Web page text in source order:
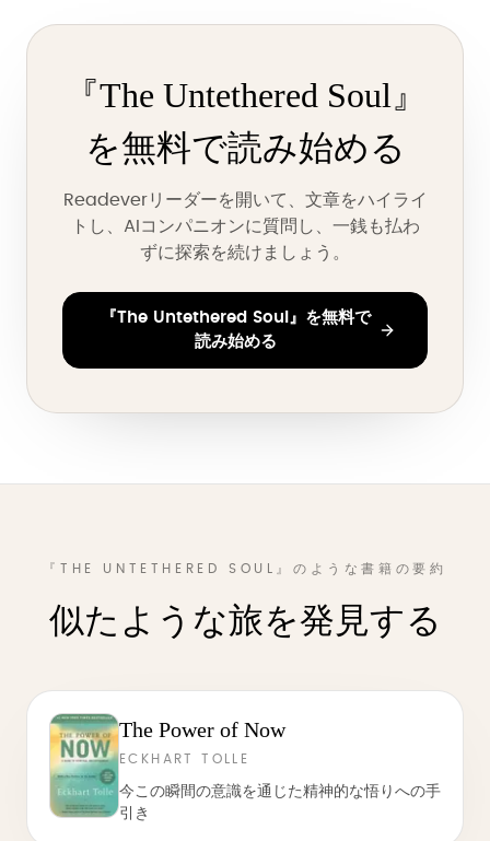
『The Untethered Soul』
を無料で読み始める
Readeverリーダーを開いて、文章をハイライ
トし、AIコンパニオンに質問し、一銭も払わ
ずに探索を続けましょう。
『The Untethered Soul』を無料で
読み始める
『THE UNTETHERED SOUL』のような書籍の要約
似たような旅を発見する
The Power of Now
ECKHART TOLLE
今この瞬間の意識を通じた精神的な悟りへの手
引き